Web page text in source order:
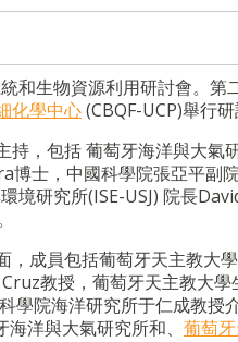
和生物資源利用研討會。第
化學中心(CBQF-UCP)舉行研
，包括 葡萄牙海洋與大氣
博士，中國科學院張亞平副
境研究所(ISE-USJ) 院長
，成員包括葡萄牙天主教大
教授，葡萄牙天主教大學
學院海洋研究所于仁成教授
洋與大氣研究所和、 葡萄